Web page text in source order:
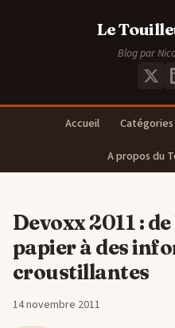
Le
Blog par
Accueil Catégories
A propos du
Devoxx 2011 :
papier à des
croustillantes
14 novembre 2011